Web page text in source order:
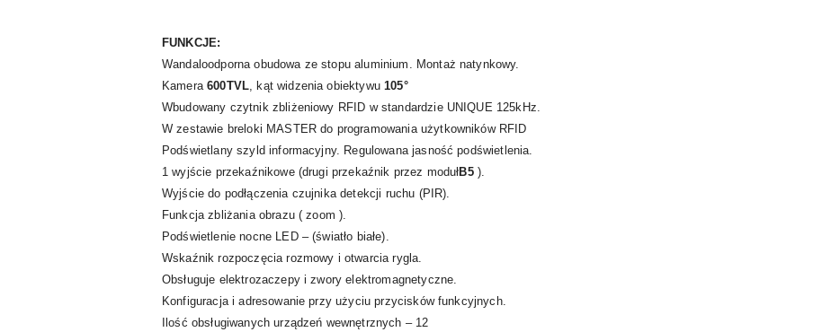
FUNKCJE:
Wandaloodporna obudowa ze stopu aluminium. Montaż natynkowy.
Kamera600TVL , kąt widzenia obiektywu 105°
Wbudowany czytnik zbliżeniowy RFID w standardzie UNIQUE 125kHz.
W zestawie breloki MASTER do programowania użytkowników RFID
Podświetlany szyld informacyjny. Regulowana jasność podświetlenia.
1 wyjście przekaźnikowe (drugi przekaźnik przez modułB5).
Wyjście do podłączenia czujnika detekcji ruchu (PIR).
Funkcja zbliżania obrazu ( zoom ).
Podświetlenie nocne LED – (światło białe).
Wskaźnik rozpoczęcia rozmowy i otwarcia rygla.
Obsługuje elektrozaczepy i zwory elektromagnetyczne.
Konfiguracja i adresowanie przy użyciu przycisków funkcyjnych.
Ilość obsługiwanych urządzeń wewnętrznych – 12